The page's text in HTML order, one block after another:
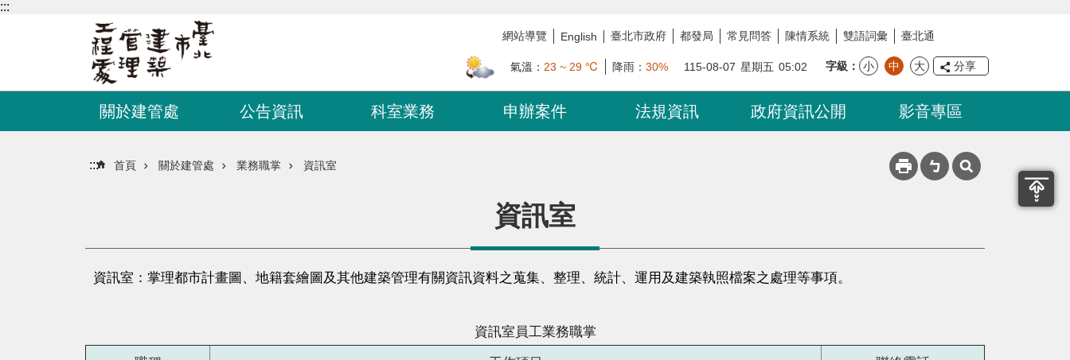
跳到主要內容區塊
:::
網站導覽 English 臺北市政府 都發局 常見問答 陳情系統 雙語詞彙 臺北通
氣溫： 23 ~ 29 ℃ 降雨： 30% 115-08-07 星期五 05:02 字級 小 中 大 分享
關於建管處 公告資訊 科室業務 申辦案件 法規資訊 政府資訊公開 影音專區
::: 首頁 關於建管處 業務職掌 資訊室
資訊室
資訊室：掌理都市計畫圖、地籍套繪圖及其他建築管理有關資訊資料之蒐集、整理、統計、運用及建築執照檔案之處理等事項。
資訊室員工業務職掌